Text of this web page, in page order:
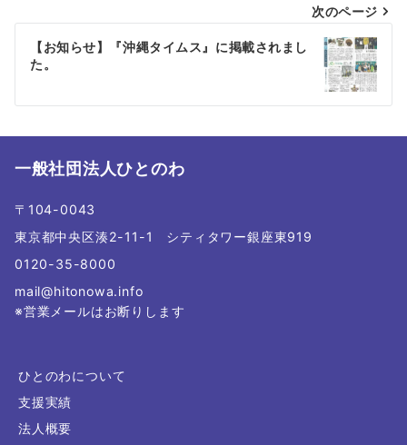
ビ
シ
ョ
ン
次のページ
【お知らせ】『沖縄タイムス』に掲載されまし
た。
一般社団法人ひとのわ
〒104-0043
東京都中央区湊2-11-1 シティタワー銀座東919
0120-35-8000
mail@hitonowa.info
※営業メールはお断りします
ひとのわについて
支援実績
法人概要